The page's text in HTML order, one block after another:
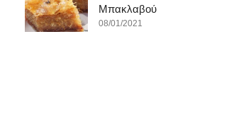
Μπακλαβού
08/01/2021